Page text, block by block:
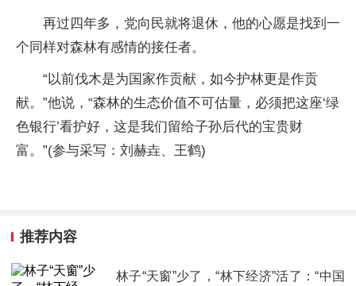
再过四年多，党向民就将退休，他的心愿是找到一
个同样对森林有感情的接任者。
“以前伐木是为国家作贡献，如今护林更是作贡
献。”他说，“森林的生态价值不可估量，必须把这座‘绿
色银行’看护好，这是我们留给子孙后代的宝贵财
富。”(参与采写：刘赫垚、王鹤)
推荐内容
林子“天窗”少了，“林下经济”活了：“中国